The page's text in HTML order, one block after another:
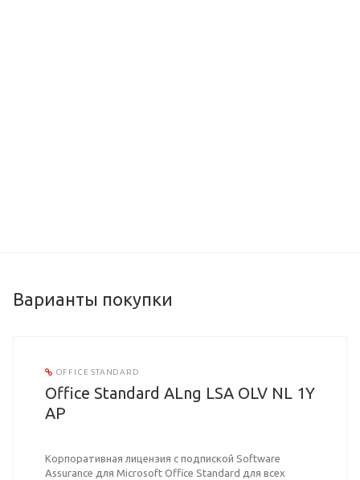
Варианты покупки
OFFICE STANDARD
Office Standard ALng LSA OLV NL 1Y
AP
Корпоративная лицензия с подпиской Software
Assurance для Microsoft Office Standard для всех